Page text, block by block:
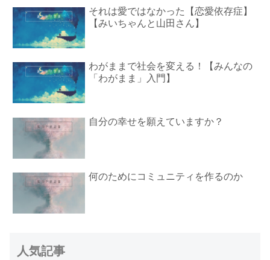
それは愛ではなかった【恋愛依存症】
【みいちゃんと山田さん】
わがままで社会を変える！【みんなの
「わがまま」入門】
自分の幸せを願えていますか？
何のためにコミュニティを作るのか
人気記事